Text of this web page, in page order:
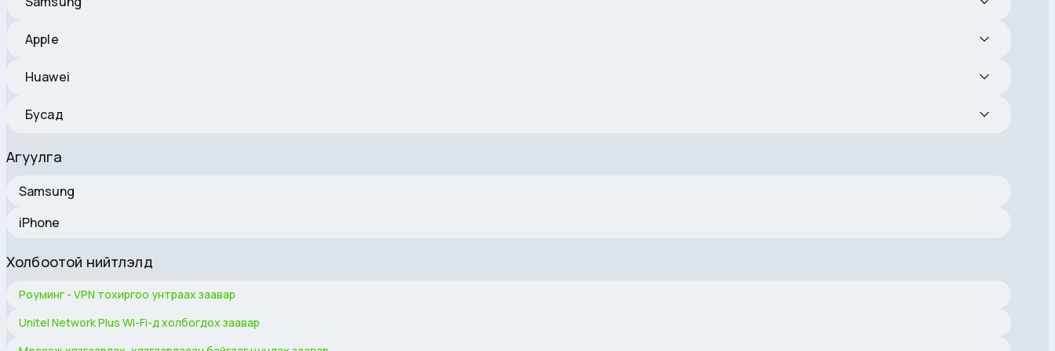
Apple
Huawei
Бусад
Агуулга
Samsung
iPhone
Холбоотой нийтлэлүүд
Роуминг - VPN тохиргоо унтраах заавар
Unitel Network Plus Wi-Fi-д холбогдох заавар